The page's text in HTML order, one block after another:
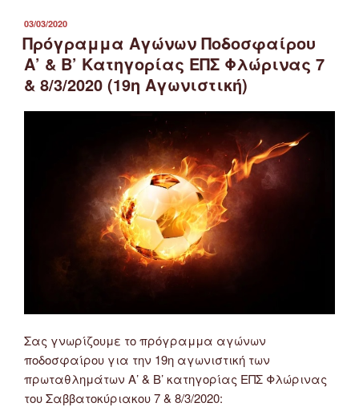
Κατηγορίας
ΕΠΣ
Φλώρινας
7
&
8/3/2020
(19η
Αγωνιστική)”
ΔΗΜΟΣΙΕΎΤΗΚΕ
ΣΤΙΣ
03/03/2020
Πρόγραμμα Αγώνων Ποδοσφαίρου
Α’ & Β’ Κατηγορίας ΕΠΣ Φλώρινας 7
& 8/3/2020 (19η Αγωνιστική)
Σας γνωρίζουμε το πρόγραμμα αγώνων
ποδοσφαίρου για την 19η αγωνιστική των
πρωταθλημάτων Α’ & Β’ κατηγορίας ΕΠΣ Φλώρινας
του Σαββατοκύριακου 7 & 8/3/2020: